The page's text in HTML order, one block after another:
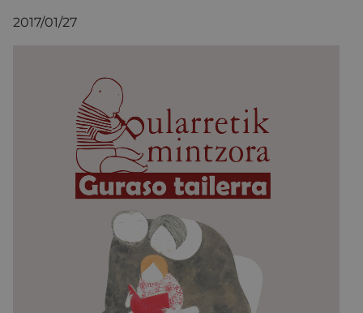
2017/01/27